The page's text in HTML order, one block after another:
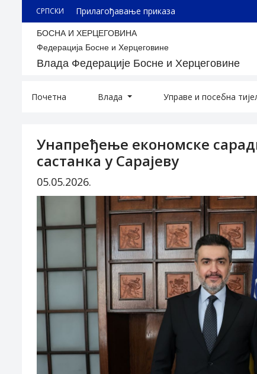
СРПСКИ Прилагођавање приказа
БОСНА И ХЕРЦЕГОВИНА
Федерација Босне и Херцеговине
Влада Федерације Босне и Херцеговине
Почетна Влада Управе и посебна
Унапређење економске
састанка у Сарајеву
05.05.2026.